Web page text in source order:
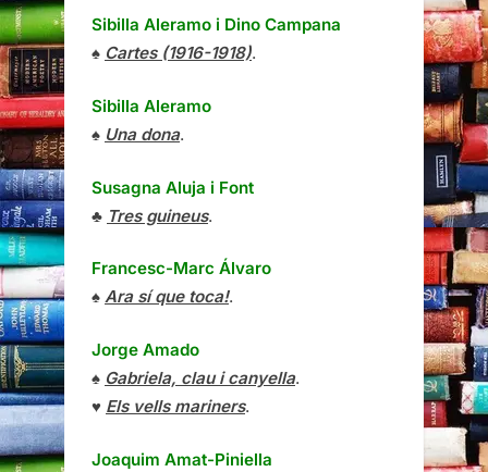
Sibilla Aleramo i Dino Campana
♠ Cartes (1916-1918).
Sibilla Aleramo
♠ Una dona.
Susagna Aluja i Font
♣ Tres guineus.
Francesc-Marc Álvaro
♠ Ara sí que toca!.
Jorge Amado
♠ Gabriela, clau i canyella.
♥ Els vells mariners.
Joaquim Amat-Piniella